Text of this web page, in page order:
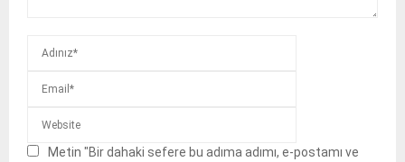
Metin "Bir dahaki sefere bu adıma adımı, e-postamı ve